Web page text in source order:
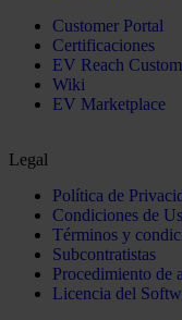
Customer Portal
Certificaciones
EV Reach
Wiki
EV Marketplace
Legal
Política de
Condiciones de
Términos y
Subcontratistas
Procedimiento de
Licencia del